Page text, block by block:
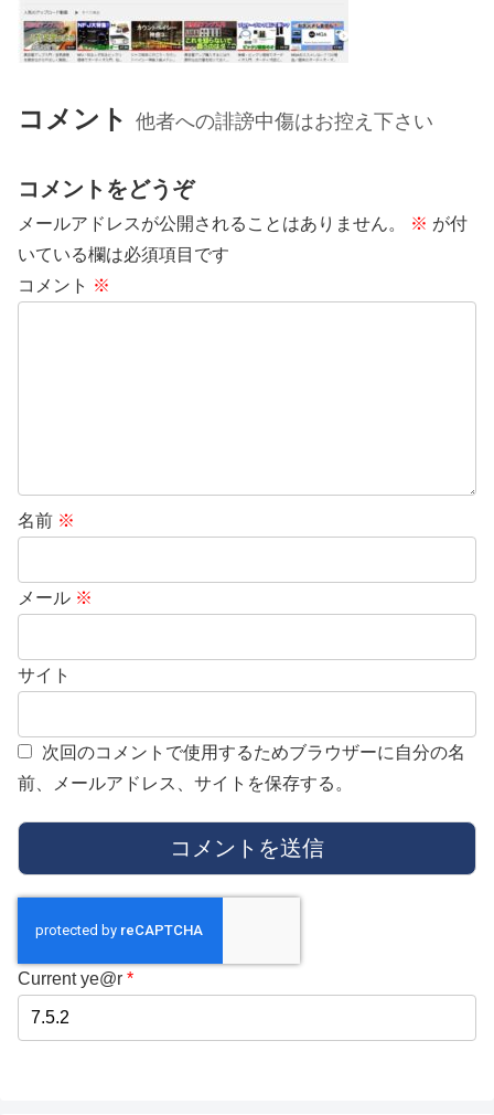
コメント 他者への誹謗中傷はお控え下さい
コメントをどうぞ
メールアドレスが公開されることはありません。 ※ が付
いている欄は必須項目です
コメント ※
名前 ※
メール ※
サイト
次回のコメントで使用するためブラウザーに自分の名
前、メールアドレス、サイトを保存する。
Current ye@r *